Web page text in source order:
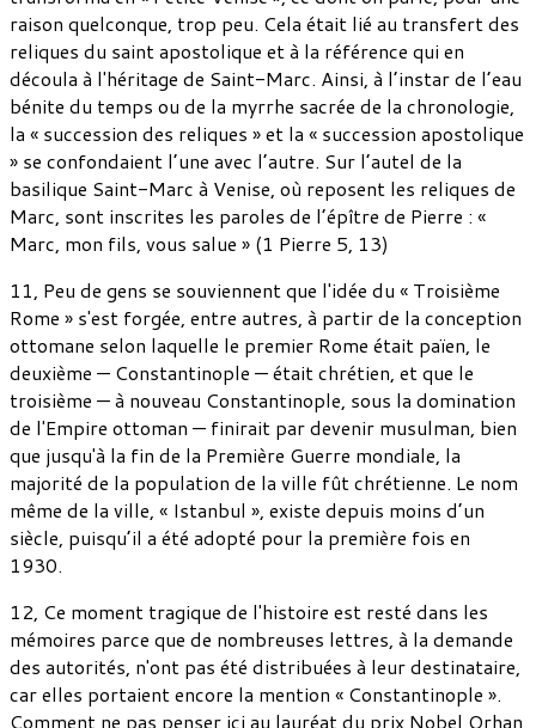
raison quelconque, trop peu. Cela était lié au transfert des
reliques du saint apostolique et à la référence qui en
découla à l'héritage de Saint-Marc. Ainsi, à l’instar de l’eau
bénite du temps ou de la myrrhe sacrée de la chronologie,
la « succession des reliques » et la « succession apostolique
» se confondaient l’une avec l’autre. Sur l’autel de la
basilique Saint-Marc à Venise, où reposent les reliques de
Marc, sont inscrites les paroles de l’épître de Pierre : «
Marc, mon fils, vous salue » (1 Pierre 5, 13)
11, Peu de gens se souviennent que l'idée du « Troisième
Rome » s'est forgée, entre autres, à partir de la conception
ottomane selon laquelle le premier Rome était païen, le
deuxième — Constantinople — était chrétien, et que le
troisième — à nouveau Constantinople, sous la domination
de l'Empire ottoman — finirait par devenir musulman, bien
que jusqu'à la fin de la Première Guerre mondiale, la
majorité de la population de la ville fût chrétienne. Le nom
même de la ville, « Istanbul », existe depuis moins d’un
siècle, puisqu’il a été adopté pour la première fois en
1930.
12, Ce moment tragique de l'histoire est resté dans les
mémoires parce que de nombreuses lettres, à la demande
des autorités, n'ont pas été distribuées à leur destinataire,
car elles portaient encore la mention « Constantinople ».
Comment ne pas penser ici au lauréat du prix Nobel Orhan